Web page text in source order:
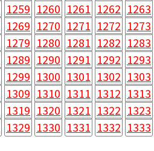
1259 1260 1261 1262 1263
1269 1270 1271 1272 1273
1279 1280 1281 1282 1283
1289 1290 1291 1292 1293
1299 1300 1301 1302 1303
1309 1310 1311 1312 1313
1319 1320 1321 1322 1323
1329 1330 1331 1332 1333